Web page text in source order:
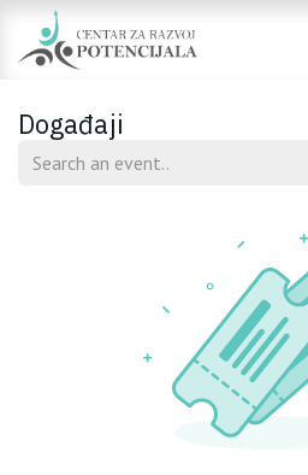
Skip to Content
Događaji